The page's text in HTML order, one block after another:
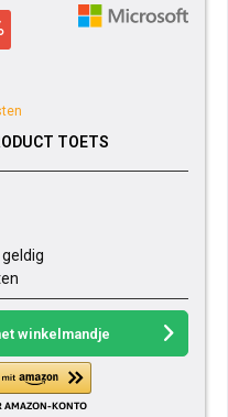
TOETS
winkelmandje